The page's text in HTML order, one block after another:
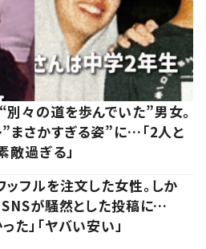
々の道を歩んでいた”男女。
さかすぎる姿”に…「2人と
敵過ぎる」
ッフルを注文した女性。しか
SNSが騒然とした投稿に…
た」「ヤバい安い」